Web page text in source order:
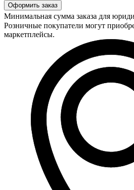
Минимальная сумма заказа для
Розничные покупатели могут
маркетплейсы.